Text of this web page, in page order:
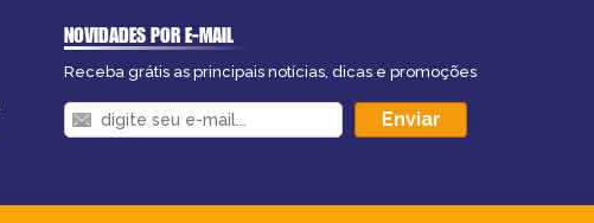
NOVIDADES POR E-MAIL
Receba grátis as principais notícias, dicas e promoções